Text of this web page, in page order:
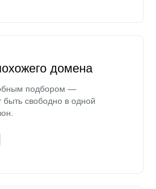
домена
подбором —
свободно в одной